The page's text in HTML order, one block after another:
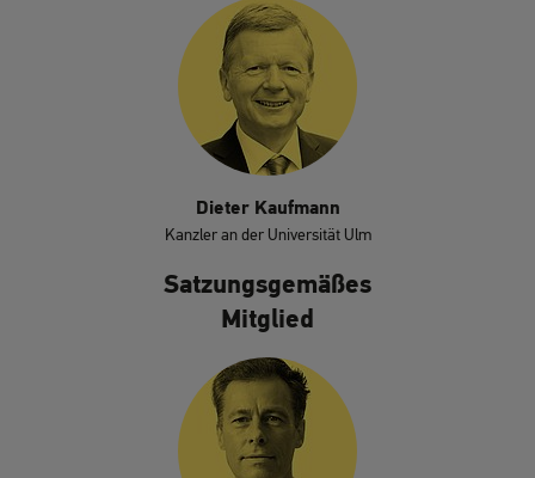
Dieter Kaufmann
Kanzler an der Universität Ulm
Satzungsgemäßes
Mitglied